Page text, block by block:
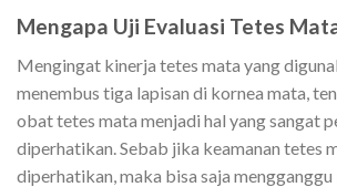
Mengapa Uji Evaluasi Tetes
Mengingat kinerja tetes mata yang
menembus tiga lapisan di kornea mata,
obat tetes mata menjadi hal yang sangat
diperhatikan. Sebab jika keamanan tetes
diperhatikan, maka bisa saja